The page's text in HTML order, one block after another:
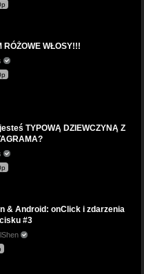
RÓŻOWE WŁOSY!!!
TYPOWĄ DZIEWCZYNĄ Z
& Android: onClick i zdarzenia
#3